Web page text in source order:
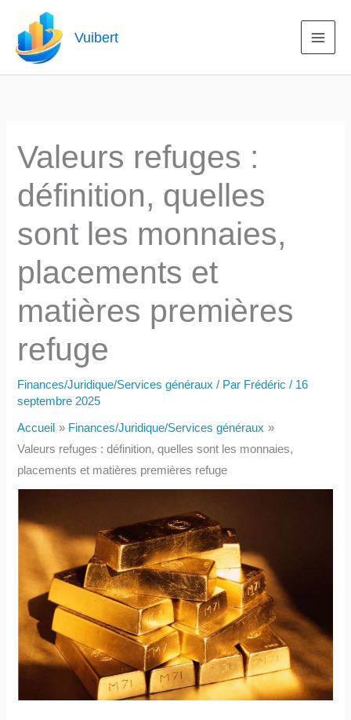
contenu
Vuibert
Valeurs refuges :
définition, quelles
sont les monnaies,
placements et
matières premières
refuge
Finances/Juridique/Services généraux / Par Frédéric/ 16
septembre 2025
Accueil
Finances/Juridique/Services généraux
Valeurs refuges : définition, quelles sont les monnaies,
placements et matières premières refuge